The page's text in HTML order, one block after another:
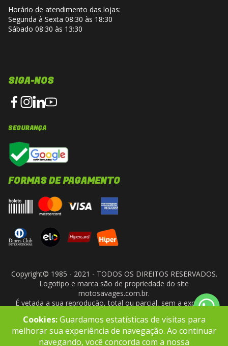
Horário de atendimento das lojas:
Segunda à Sexta 08:30 às 18:30
Sábado 08:30 às 13:30
SIGA-NOS
SEGURANÇA
FORMAS DE PAGAMENTO
Copyright© 1985 - 2021 - TODOS OS DIREITOS RESERVADOS.
Logotipo e marca são de propriedade do site
motosavages.com.br.
É vetada a sua reprodução, total ou parcial, sem a expressa
- CNPJ: 10.927.924/0001-91
Cookies:Guardamos estatísticas de visitas para
melhorar sua experiência de navegação. Ao continuar
navegando, você concorda com a nossa